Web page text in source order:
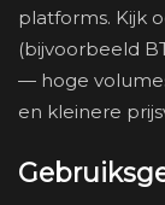
platforms. Kijk
(bijvoorbeeld
— hoge
en kleinere